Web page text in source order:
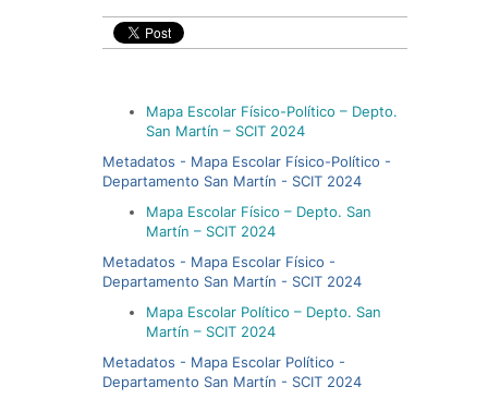
Mapa Escolar Físico-Político – Depto.
San Martín – SCIT 2024
Metadatos - Mapa Escolar Físico-Político -
Departamento San Martín - SCIT 2024
Mapa Escolar Físico – Depto. San
Martín – SCIT 2024
Metadatos - Mapa Escolar Físico -
Departamento San Martín - SCIT 2024
Mapa Escolar Político – Depto. San
Martín – SCIT 2024
Metadatos - Mapa Escolar Político -
Departamento San Martín - SCIT 2024